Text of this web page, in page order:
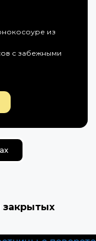
из
с забежными